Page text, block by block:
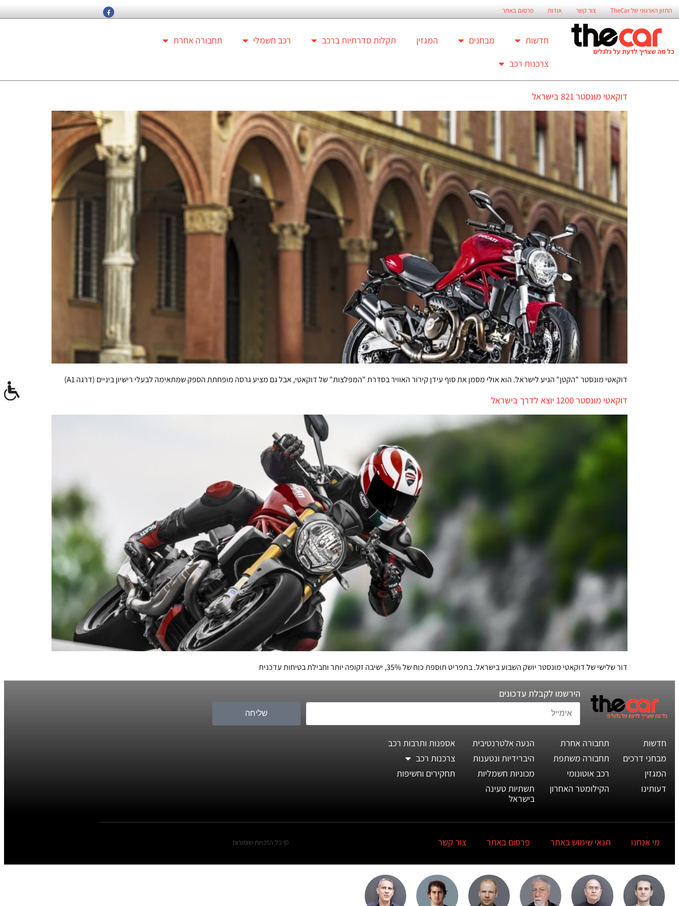
החזון הארגוני של TheCar צור קשר אודות פרסום באתר
חדשות מבחנים המגזין תקלות סדרתיות ברכב רכב חשמלי
תחבורה אחרת
צרכנות רכב
דוקאטי מונסטר 821 בישראל
דוקאטי מונסטר "הקטן" הגיע לישראל. הוא אולי מסמן את סוף עידן קירור האוויר בסדרת "המפלצות" של דוקאטי, אבל גם מציע גרסה מופחתת הספק שמתאימה לבעלי רישיון ביניים (דרגה A1)
דוקאטי מונסטר 1200 יוצא לדרך בישראל
דור שלישי של דוקאטי מונסטר יושק השבוע בישראל. בתפריט תוספת כוח של 35%, ישיבה זקופה יותר וחבילת בטיחות עדכנית
הירשמו לקבלת עדכונים
שליחה
חדשות
מבחני דרכים
המגזין
דעותינו
תחבורה אחרת
תחבורה משתפת
רכב אוטונומי
הקילומטר האחרון
הנעה אלטרנטיבית
היברידיות ונטענות
מכוניות חשמליות
תשתיות טעינה
בישראל
אספנות ותרבות רכב
צרכנות רכב
תחקירים וחשיפות
מי אנחנו תנאי שימוש באתר פרסום באתר צור קשר © כל הזכויות שומורות